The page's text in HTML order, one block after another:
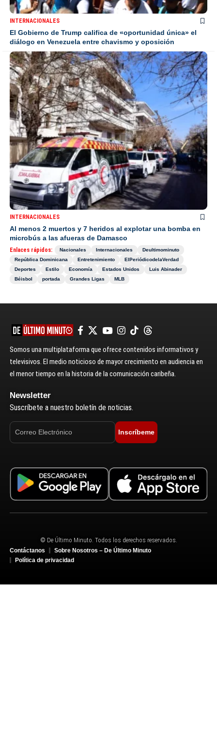
INTERNACIONALES
El Gobierno de Trump califica de «oportunidad única» el
diálogo en Venezuela entre chavismo y oposición
INTERNACIONALES
Al menos 2 muertos y 7 heridos al explotar una bomba en
microbús a las afueras de Damasco
Enlaces rápidos: Nacionales Internacionales
Deultimominuto
República Dominicana
Entretenimiento
ElPeriódicodelaVerdad
Deportes
Estilo Economía Estados Unidos
Luis Abinader
Béisbol
portada Grandes Ligas MLB
Somos una multiplataforma que ofrece contenidos informativos y
televisivos. El medio noticioso de mayor crecimiento en audiencia en
el menor tiempo en la historia de la comunicación caribeña.
Newsletter
Suscríbete a nuestro boletín de noticias.
Inscríbeme
© De Último Minuto. Todos los derechos reservados.
Contáctanos
Sobre Nosotros – De Último Minuto
Política de privacidad